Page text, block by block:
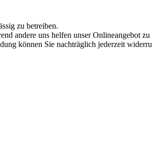
zu betreiben.
andere uns helfen unser Onlineangebot
können Sie nachträglich jederzeit